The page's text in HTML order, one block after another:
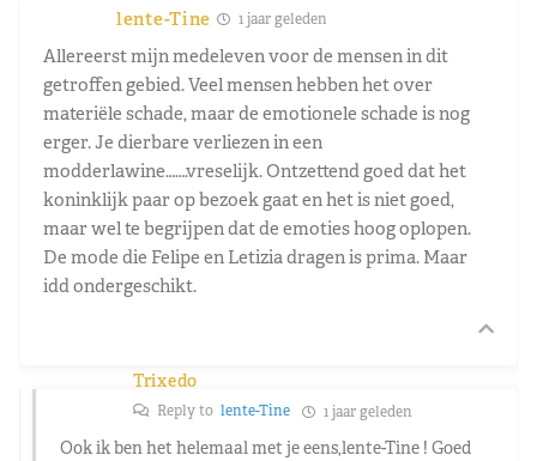
lente-Tine 1 jaar geleden
Allereerst mijn medeleven voor de mensen in dit
getroffen gebied. Veel mensen hebben het over
materiële schade, maar de emotionele schade is nog
erger. Je dierbare verliezen in een
modderlawine…….vreselijk. Ontzettend goed dat het
koninklijk paar op bezoek gaat en het is niet goed,
maar wel te begrijpen dat de emoties hoog oplopen.
De mode die Felipe en Letizia dragen is prima. Maar
idd ondergeschikt.
Trixedo
Reply to lente-Tine 1 jaar geleden
Ook ik ben het helemaal met je eens,lente-Tine ! Goed